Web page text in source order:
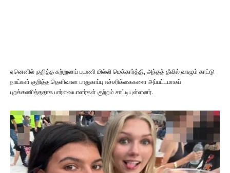
ஏனெனில் குறித்த சுற்றுலாப் பயணி மில்லி மெக்கார்த்தி, அந்தத் தீவில் வாழும் காட்டு
நாய்கள் குறித்த தெளிவான பாதுகாப்பு எச்சரிக்கைகளை அப்பட்டமாகப்
புறக்கணித்ததாக பார்வையாளர்கள் குற்றம் சாட்டியுள்ளனர்.